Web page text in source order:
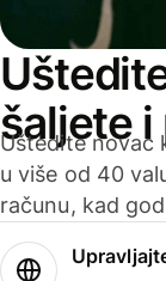
šaljete
Uštedite novac
u više od 40
računu, kad